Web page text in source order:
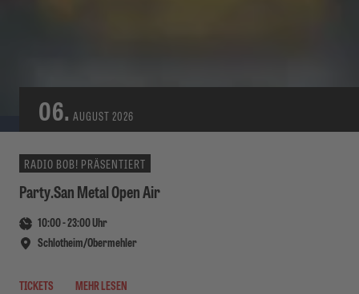
06. AUGUST 2026
RADIO BOB! PRÄSENTIERT
Party.San Metal Open Air
10:00-23:00Uhr
Schlotheim/Obermehler
TICKETS MEHR LESEN